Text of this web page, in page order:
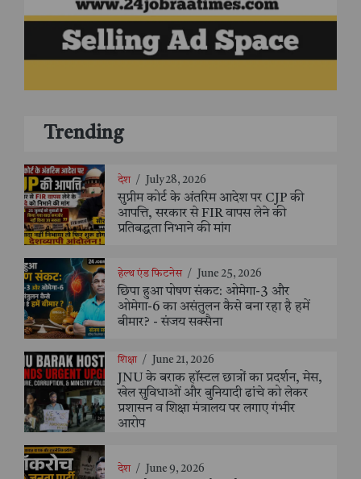
Trending
देश / July 28, 2026
सुप्रीम कोर्ट के अंतरिम आदेश पर CJP की
आपत्ति, सरकार से FIR वापस लेने की
प्रतिबद्धता निभाने की मांग
हेल्थ एंड फिटनेस / June 25, 2026
छिपा हुआ पोषण संकट: ओमेगा-3 और
ओमेगा-6 का असंतुलन कैसे बना रहा है हमें
बीमार? - संजय सक्सैना
शिक्षा / June 21, 2026
JNU के बराक हॉस्टल छात्रों का प्रदर्शन, मेस,
खेल सुविधाओं और बुनियादी ढांचे को लेकर
प्रशासन व शिक्षा मंत्रालय पर लगाए गंभीर
आरोप
देश / June 9, 2026